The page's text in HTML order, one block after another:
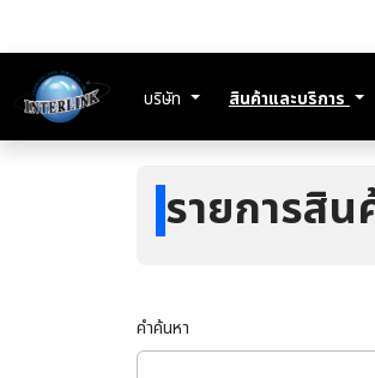
บริษัท สินค้าและบริการ
รายการสิน
คำค้นหา